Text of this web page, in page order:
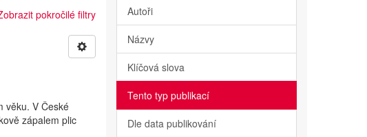
pokročilé filtry
věku. V České
zápalem plic
Autoři
Názvy
Klíčová slova
Tento typ publikací
Dle data publikování